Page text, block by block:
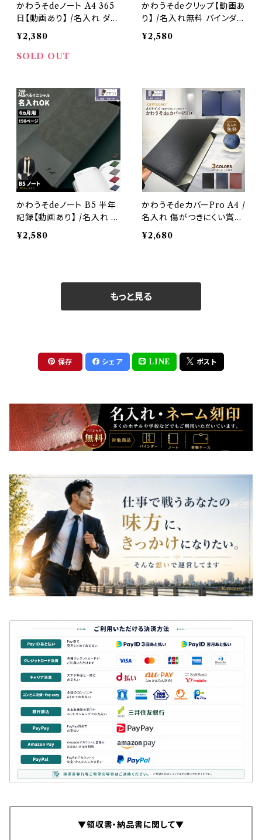
かわうそdeノート A4 365
日【動画あり】 /名入れ ダイ
アリーノート A5対応 a5 記
録 1年間 手帳 スケジュー
ル おしゃれ 高級感 ビジネ
¥2,380
SOLD OUT
かわうそdeクリップ【動画あ
り】 /名入れ無料 バインダー
A4 おしゃれ クリップ 多機
能 革 クリップボード 二つ
メモ帳付 高級感 ビジネス
お洒落 名刺 黒 茶色 紺 ブ
ラック ネイビー ブラウン
¥2,580
かわうそdeノート B5 半年
記録【動画あり】 /名入れ 半
年 6ヵ月 ダイアリーノート
B5対応 ｂ5 記録 手帳 スケ
¥2,580
かわうそdeカバーPro A4 /
名入れ 傷がつきにくい賞状
カバー メニュー表 賞状ファ
イル 二枚用 二つ折り PUレ
色）
¥2,680
もっと見る
保存 シェア LINE ポスト
▼領収書・納品書に関して▼